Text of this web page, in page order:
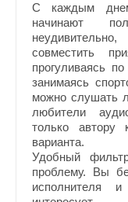
С каждым
начинают
совместить
прогуливаясь
занимаясь
можно слушать
любители
только автору
варианта.
Удобный
проблему. Вы
исполнителя